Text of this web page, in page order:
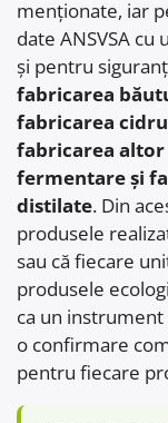
menționate, iar
date ANSVSA
și pentru
fabricarea
fabricarea
fabricarea
fermentare și
distilate. Din
produsele
sau că fiecare
produsele
ca un
o confirmare
pentru fiecare